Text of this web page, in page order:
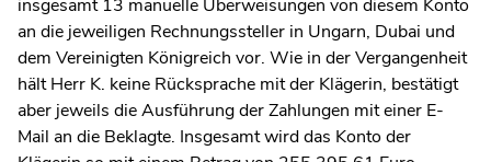
insgesamt 13 manuelle Überweisungen von diesem Konto
an die jeweiligen Rechnungssteller in Ungarn, Dubai und
dem Vereinigten Königreich vor. Wie in der Vergangenheit
hält Herr K. keine Rücksprache mit der Klägerin, bestätigt
aber jeweils die Ausführung der Zahlungen mit einer E-
Mail an die Beklagte. Insgesamt wird das Konto der